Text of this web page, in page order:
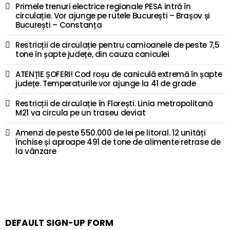
Primele trenuri electrice regionale PESA intră în
circulație. Vor ajunge pe rutele București – Brașov și
București – Constanța
Restricții de circulație pentru camioanele de peste 7,5
tone în șapte județe, din cauza caniculei
ATENȚIE ȘOFERI! Cod roșu de caniculă extremă în șapte
județe. Temperaturile vor ajunge la 41 de grade
Restricții de circulație în Florești. Linia metropolitană
M21 va circula pe un traseu deviat
Amenzi de peste 550.000 de lei pe litoral. 12 unități
închise și aproape 491 de tone de alimente retrase de
la vânzare
DEFAULT SIGN-UP FORM